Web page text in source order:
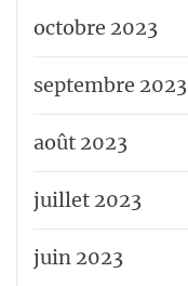
octobre 2023
septembre 2023
août 2023
juillet 2023
juin 2023